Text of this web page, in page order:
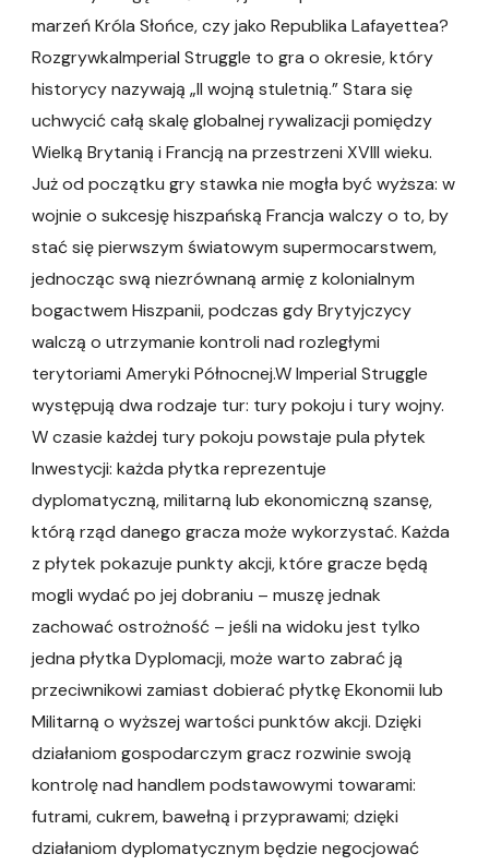
marzeń Króla Słońce, czy jako Republika Lafayettea?
RozgrywkaImperial Struggle to gra o okresie, który
historycy nazywają „II wojną stuletnią.” Stara się
uchwycić całą skalę globalnej rywalizacji pomiędzy
Wielką Brytanią i Francją na przestrzeni XVIII wieku.
Już od początku gry stawka nie mogła być wyższa: w
wojnie o sukcesję hiszpańską Francja walczy o to, by
stać się pierwszym światowym supermocarstwem,
jednocząc swą niezrównaną armię z kolonialnym
bogactwem Hiszpanii, podczas gdy Brytyjczycy
walczą o utrzymanie kontroli nad rozległymi
terytoriami Ameryki Północnej.W Imperial Struggle
występują dwa rodzaje tur: tury pokoju i tury wojny.
W czasie każdej tury pokoju powstaje pula płytek
Inwestycji: każda płytka reprezentuje
dyplomatyczną, militarną lub ekonomiczną szansę,
którą rząd danego gracza może wykorzystać. Każda
z płytek pokazuje punkty akcji, które gracze będą
mogli wydać po jej dobraniu – muszę jednak
zachować ostrożność – jeśli na widoku jest tylko
jedna płytka Dyplomacji, może warto zabrać ją
przeciwnikowi zamiast dobierać płytkę Ekonomii lub
Militarną o wyższej wartości punktów akcji. Dzięki
działaniom gospodarczym gracz rozwinie swoją
kontrolę nad handlem podstawowymi towarami:
futrami, cukrem, bawełną i przyprawami; dzięki
działaniom dyplomatycznym będzie negocjować